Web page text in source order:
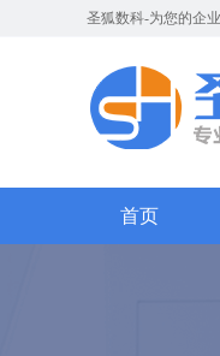
圣狐数科-为您的企
首页